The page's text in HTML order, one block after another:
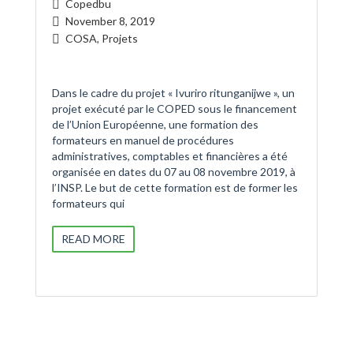
Copedbu
November 8, 2019
COSA, Projets
Dans le cadre du projet « Ivuriro ritunganijwe », un
projet exécuté par le COPED sous le financement
de l’Union Européenne, une formation des
formateurs en manuel de procédures
administratives, comptables et financières a été
organisée en dates du 07 au 08 novembre 2019, à
l’INSP. Le but de cette formation est de former les
formateurs qui
READ MORE